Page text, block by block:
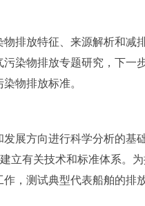
排放特征、来源解析和减
染物排放专题研究，下一
物排放标准。
展方向进行科学分析的基
立有关技术和标准体系。
，测试典型代表船舶的排